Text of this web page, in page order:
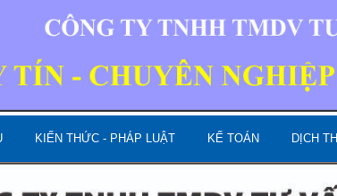
KIẾN THỨC - PHÁP LUẬT KẾ TOÁN DỊCH